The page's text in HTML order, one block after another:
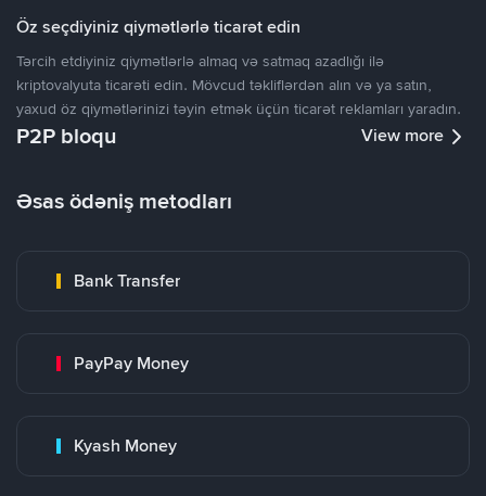
Öz seçdiyiniz qiymətlərlə ticarət edin
Tərcih etdiyiniz qiymətlərlə almaq və satmaq azadlığı ilə
kriptovalyuta ticarəti edin. Mövcud təkliflərdən alın və ya satın,
yaxud öz qiymətlərinizi təyin etmək üçün ticarət reklamları yaradın.
P2P bloqu View more
Əsas ödəniş metodları
Bank Transfer
PayPay Money
Kyash Money